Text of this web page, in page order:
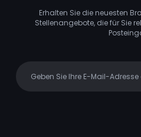
Erhalten Sie die neuesten
Stellenangebote, die für Sie